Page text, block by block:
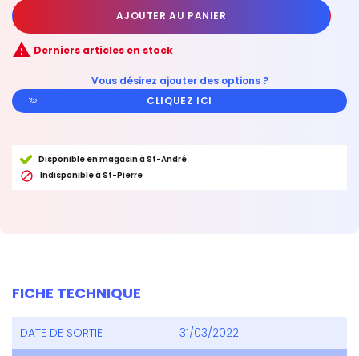
AJOUTER AU PANIER
 Derniers articles en stock
Vous désirez ajouter des options ?
CLIQUEZ ICI
Disponible en magasin à St-André
 Indisponible à St-Pierre
FICHE TECHNIQUE
DATE DE SORTIE :
31/03/2022